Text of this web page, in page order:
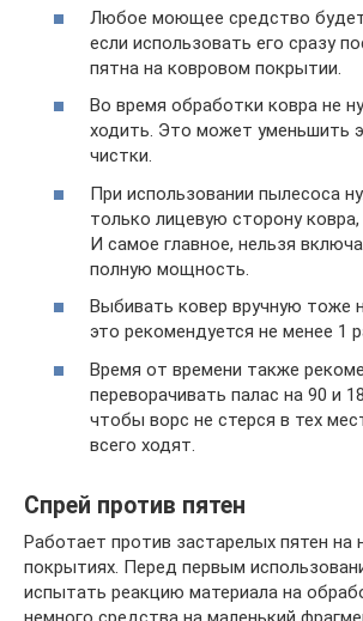
Любое моющее средство
если использовать его сразу
пятна на ковровом покрытии.
Во время обработки ковра не
ходить. Это может уменьшить
чистки.
При использовании пылесоса
только лицевую сторону
И самое главное, нельзя
полную мощность.
Выбивать ковер вручную тоже
это рекомендуется не менее 1
Время от времени также
переворачивать палас на 90 и
чтобы ворс не стерся в тех
всего ходят.
Спрей против пятен
Работает против застарелых пятен на
покрытиях. Перед первым
испытать реакцию материала на